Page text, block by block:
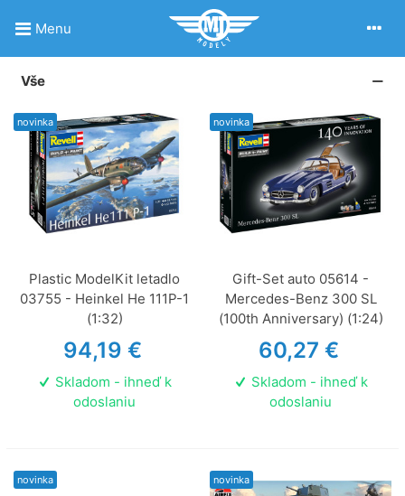
Menu
Vše
novinka
Plastic ModelKit letadlo
03755 - Heinkel He 111P-1
(1:32)
94,19 €
Skladom - ihneď k
odoslaniu
novinka
Gift-Set auto 05614 -
Mercedes-Benz 300 SL
(100th Anniversary) (1:24)
60,27 €
Skladom - ihneď k
odoslaniu
novinka novinka